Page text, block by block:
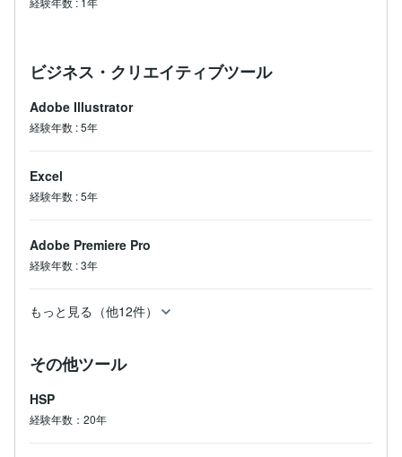
ビジネス・クリエイティブツール
Adobe Illustrator
経験年数 :5年
Excel
経験年数 :5年
Adobe Premiere Pro
経験年数 :3年
もっと見る（他12件）
その他ツール
HSP
経験年数：20年